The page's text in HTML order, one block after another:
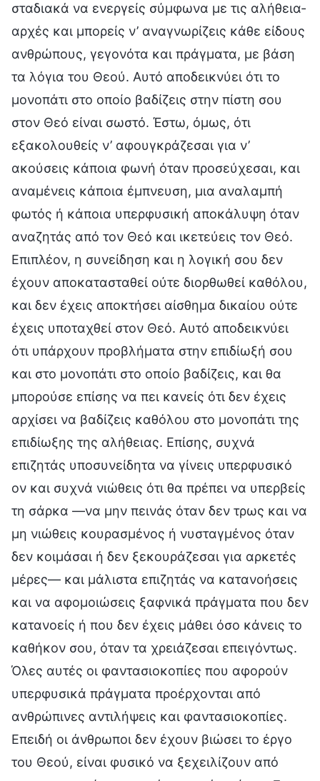
σταδιακά να ενεργείς σύμφωνα με τις αλήθεια-
αρχές και μπορείς ν’ αναγνωρίζεις κάθε είδους
ανθρώπους, γεγονότα και πράγματα, με βάση
τα λόγια του Θεού. Αυτό αποδεικνύει ότι το
μονοπάτι στο οποίο βαδίζεις στην πίστη σου
στον Θεό είναι σωστό. Έστω, όμως, ότι
εξακολουθείς ν’ αφουγκράζεσαι για ν’
ακούσεις κάποια φωνή όταν προσεύχεσαι, και
αναμένεις κάποια έμπνευση, μια αναλαμπή
φωτός ή κάποια υπερφυσική αποκάλυψη όταν
αναζητάς από τον Θεό και ικετεύεις τον Θεό.
Επιπλέον, η συνείδηση και η λογική σου δεν
έχουν αποκατασταθεί ούτε διορθωθεί καθόλου,
και δεν έχεις αποκτήσει αίσθημα δικαίου ούτε
έχεις υποταχθεί στον Θεό. Αυτό αποδεικνύει
ότι υπάρχουν προβλήματα στην επιδίωξή σου
και στο μονοπάτι στο οποίο βαδίζεις, και θα
μπορούσε επίσης να πει κανείς ότι δεν έχεις
αρχίσει να βαδίζεις καθόλου στο μονοπάτι της
επιδίωξης της αλήθειας. Επίσης, συχνά
επιζητάς υποσυνείδητα να γίνεις υπερφυσικό
ον και συχνά νιώθεις ότι θα πρέπει να υπερβείς
τη σάρκα —να μην πεινάς όταν δεν τρως και να
μη νιώθεις κουρασμένος ή νυσταγμένος όταν
δεν κοιμάσαι ή δεν ξεκουράζεσαι για αρκετές
μέρες— και μάλιστα επιζητάς να κατανοήσεις
και να αφομοιώσεις ξαφνικά πράγματα που δεν
κατανοείς ή που δεν έχεις μάθει όσο κάνεις το
καθήκον σου, όταν τα χρειάζεσαι επειγόντως.
Όλες αυτές οι φαντασιοκοπίες που αφορούν
υπερφυσικά πράγματα προέρχονται από
ανθρώπινες αντιλήψεις και φαντασιοκοπίες.
Επειδή οι άνθρωποι δεν έχουν βιώσει το έργο
του Θεού, είναι φυσικό να ξεχειλίζουν από